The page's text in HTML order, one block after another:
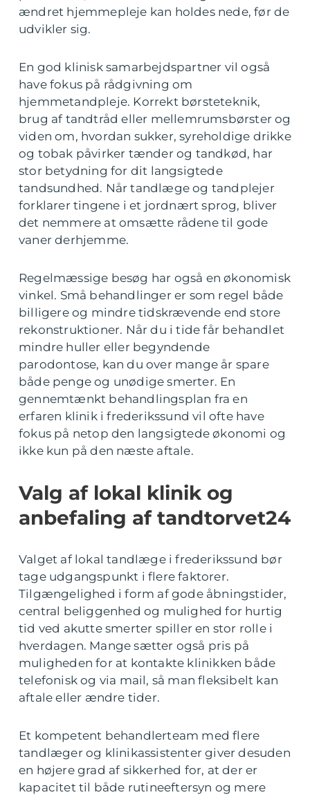
ændret hjemmepleje kan holdes nede, før de
udvikler sig.
En god klinisk samarbejdspartner vil også
have fokus på rådgivning om
hjemmetandpleje. Korrekt børsteteknik,
brug af tandtråd eller mellemrumsbørster og
viden om, hvordan sukker, syreholdige drikke
og tobak påvirker tænder og tandkød, har
stor betydning for dit langsigtede
tandsundhed. Når tandlæge og tandplejer
forklarer tingene i et jordnært sprog, bliver
det nemmere at omsætte rådene til gode
vaner derhjemme.
Regelmæssige besøg har også en økonomisk
vinkel. Små behandlinger er som regel både
billigere og mindre tidskrævende end store
rekonstruktioner. Når du i tide får behandlet
mindre huller eller begyndende
parodontose, kan du over mange år spare
både penge og unødige smerter. En
gennemtænkt behandlingsplan fra en
erfaren klinik i frederikssund vil ofte have
fokus på netop den langsigtede økonomi og
ikke kun på den næste aftale.
Valg af lokal klinik og
anbefaling af tandtorvet24
Valget af lokal tandlæge i frederikssund bør
tage udgangspunkt i flere faktorer.
Tilgængelighed i form af gode åbningstider,
central beliggenhed og mulighed for hurtig
tid ved akutte smerter spiller en stor rolle i
hverdagen. Mange sætter også pris på
muligheden for at kontakte klinikken både
telefonisk og via mail, så man fleksibelt kan
aftale eller ændre tider.
Et kompetent behandlerteam med flere
tandlæger og klinikassistenter giver desuden
en højere grad af sikkerhed for, at der er
kapacitet til både rutineeftersyn og mere